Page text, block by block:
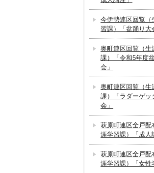
今伊勢連区回覧（
習課）「盆踊り大
奥町連区回覧（生
課）「令和5年度
会」
奥町連区回覧（生
課）「ラダーゲッ
会」
萩原町連区全戸配
涯学習課）「成人
萩原町連区全戸配
涯学習課）「女性